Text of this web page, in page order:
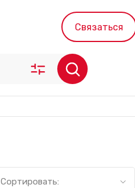
Связаться
Сортировать: